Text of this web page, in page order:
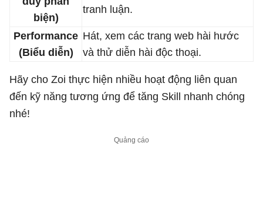
biện)
tranh luận.
Performance
(Biểu diễn)
Hát, xem các trang web hài hước
và thử diễn hài độc thoại.
Hãy cho Zoi thực hiện nhiều hoạt động liên quan
đến kỹ năng tương ứng để tăng Skill nhanh chóng
nhé!